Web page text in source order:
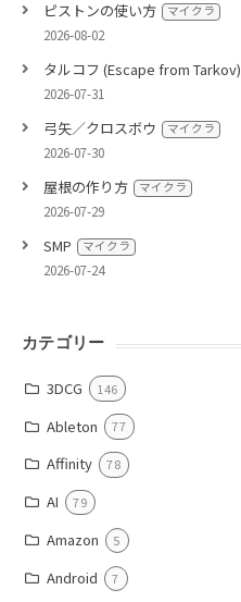
ピストンの使い方 マイクラ
2026-08-02
タルコフ (Escape from Tarkov)
2026-07-31
弓矢／クロスボウ マイクラ
2026-07-30
屋根の作り方 マイクラ
2026-07-29
SMP マイクラ
2026-07-24
カテゴリー
3DCG 146
Ableton 77
Affinity 78
AI 79
Amazon 5
Android 7